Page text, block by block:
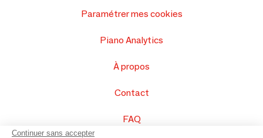
Paramétrer mes cookies
Piano Analytics
À propos
Contact
FAQ
Continuer sans accepter